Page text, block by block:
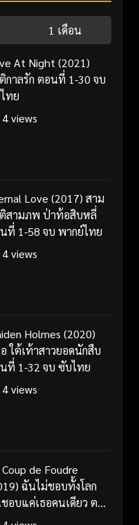
1 เดือน
At Night (2021)
กาลรัก ตอนที่ 1-30 จบ
ทย
views
Love (2017) สาม
สามภพ ป่าท้อสิบหลี่
ที่ 1-58 จบ พากย์ไทย
views
Holmes (2020)
ใต้เท้าสาวยอดนักสืบ
ที่ 1-32 จบ ซับไทย
views
de Foudre
ฉันไม่ชอบทั้งโลก
อบแค่เธอคนเดียว ตอน
35 จบ ซับไทย